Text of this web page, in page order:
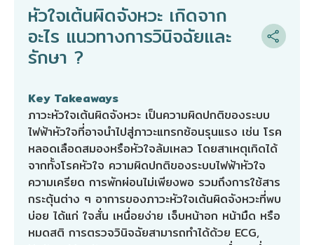
หัวใจเต้นผิดจังหวะ เกิดจาก
อะไร แนวทางการวินิจฉัยและ
รักษา ?
Key Takeaways
ภาวะหัวใจเต้นผิดจังหวะ เป็นความผิดปกติของระบบ
ไฟฟ้าหัวใจที่อาจนำไปสู่ภาวะแทรกซ้อนรุนแรง เช่น โรค
หลอดเลือดสมองหรือหัวใจล้มเหลว โดยสาเหตุเกิดได้
จากทั้งโรคหัวใจ ความผิดปกติของระบบไฟฟ้าหัวใจ
ความเครียด การพักผ่อนไม่เพียงพอ รวมถึงการใช้สาร
กระตุ้นต่าง ๆ อาการของภาวะหัวใจเต้นผิดจังหวะที่พบ
บ่อย ได้แก่ ใจสั่น เหนื่อยง่าย เจ็บหน้าอก หน้ามืด หรือ
หมดสติ การตรวจวินิจฉัยสามารถทำได้ด้วย ECG,